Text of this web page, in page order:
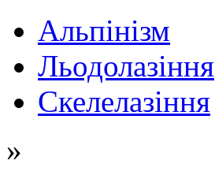
Альпінізм
Льодолазіння
Скелелазіння
»